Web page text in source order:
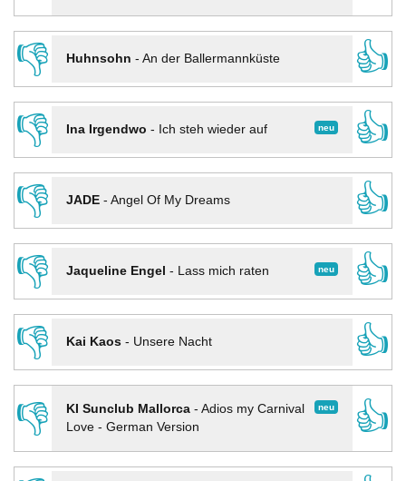
👎
Huhnsohn - An der Ballermannküste
👍
👎
neu
Ina Irgendwo - Ich steh wieder auf
👍
👎
JADE- Angel Of My Dreams
👍
👎
neu
Jaqueline Engel - Lass mich raten
👍
👎
Kai Kaos- Unsere Nacht
👍
👎
neu
KI Sunclub Mallorca- Adios my Carnival
Love - German Version
👍